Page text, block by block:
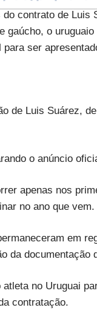
contrato de
gaúcho, o
ser
de Luis Suárez,
o anúncio
apenas nos
no ano que vem.
em
da documentação
no Uruguai
contratação.